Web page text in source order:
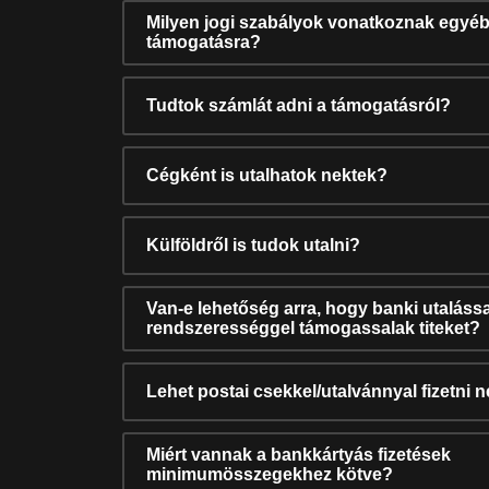
Milyen jogi szabályok vonatkoznak
támogatásra?
Tudtok számlát adni a támogatásról?
Cégként is utalhatok nektek?
Külföldről is tudok utalni?
Van-e lehetőség arra, hogy banki
rendszerességgel támogassalak titeket?
Lehet postai csekkel/utalvánnyal fizetni
Miért vannak a bankkártyás fizetések
minimumösszegekhez kötve?